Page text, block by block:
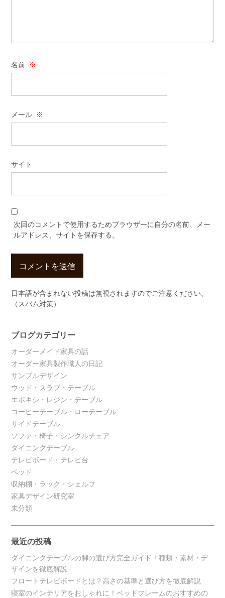
名前 ※
メール ※
サイト
次回のコメントで使用するためブラウザーに自分の名前、メー
ルアドレス、サイトを保存する。
日本語が含まれない投稿は無視されますのでご注意ください。
（スパム対策）
ブログカテゴリー
オーダーメイド家具の話
オーダー家具製作職人の日記
サンプルデザイン
ウッド・スラブ・テーブル
エポキシ・レジン・テーブル
コーヒーテーブル・ローテーブル
サイドテーブル
ソファ・椅子・シングルチェア
ダイニングテーブル
テレビボード・テレビ台
ベッド
収納棚・ラック・シェルフ
家具デザイン研究室
未分類
最近の投稿
ダイニングテーブルの脚の選び方完全ガイド！種類・素材・デ
ザインを徹底解説
フロートテレビボードとは？高さの基準と選び方を徹底解説
寝室のインテリアをおしゃれに！ベッドフレームのおすすめの